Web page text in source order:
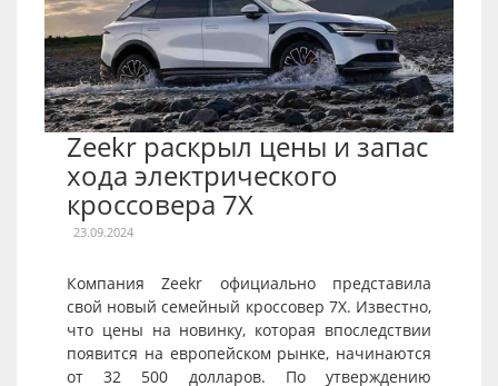
Zeekr раскрыл цены и запас
хода электрического
кроссовера 7X
23.09.2024
Компания Zeekr официально представила
свой новый семейный кроссовер 7X. Известно,
что цены на новинку, которая впоследствии
появится на европейском рынке, начинаются
от 32 500 долларов. По утверждению